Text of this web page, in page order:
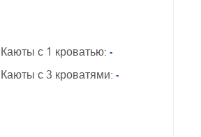
Каюты с 1 кроватью:-
Каюты с 3 кроватями:-